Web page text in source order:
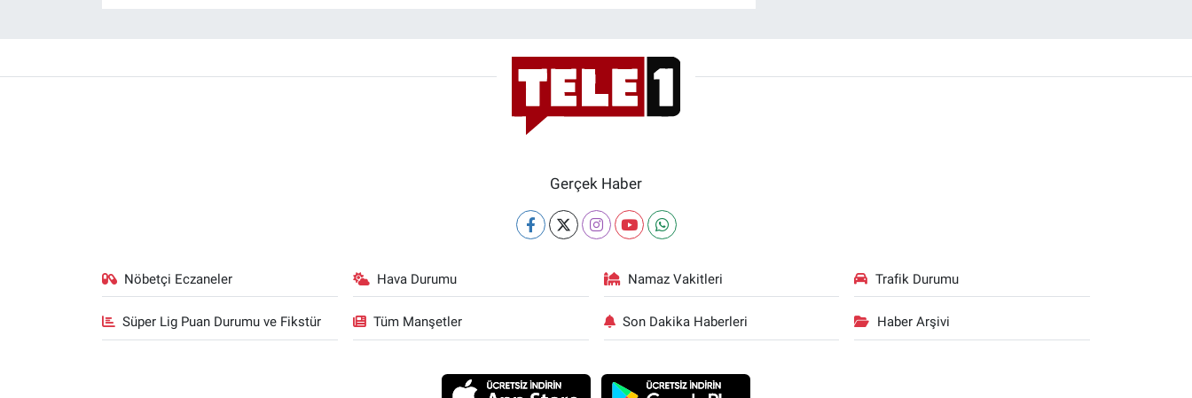
Gerçek Haber
Nöbetçi Eczaneler Hava Durumu Namaz Vakitleri Trafik Durumu
Süper Lig Puan Durumu ve Fikstür Tüm Manşetler Son Dakika Haberleri Haber Arşivi